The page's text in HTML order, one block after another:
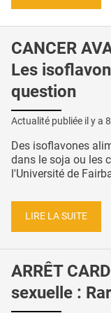
CANCER
Les
question
Actualité publiée il y a
Des isoflavones
dans le soja ou les
l'Université de
LIRE LA SUITE
ARRÊT
sexuelle :